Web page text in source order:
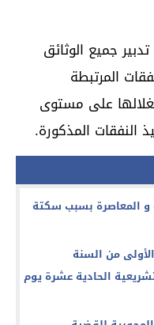
جميع الوثائق
المرتبطة
على مستوى
النفقات المذكورة.
و المعاصرة بسبب سكتة
من السنة
الحادية عشرة يوم